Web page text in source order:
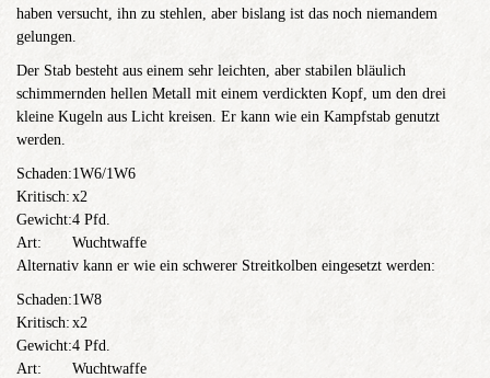
haben versucht, ihn zu stehlen, aber bislang ist das noch niemandem
gelungen.
Der Stab besteht aus einem sehr leichten, aber stabilen bläulich
schimmernden hellen Metall mit einem verdickten Kopf, um den drei
kleine Kugeln aus Licht kreisen. Er kann wie ein Kampfstab genutzt
werden.
Schaden:1W6/1W6
Kritisch: x2
Gewicht:4 Pfd.
Art:
Wuchtwaffe
Alternativ kann er wie ein schwerer Streitkolben eingesetzt werden:
Schaden:1W8
Kritisch: x2
Gewicht:4 Pfd.
Art:
Wuchtwaffe